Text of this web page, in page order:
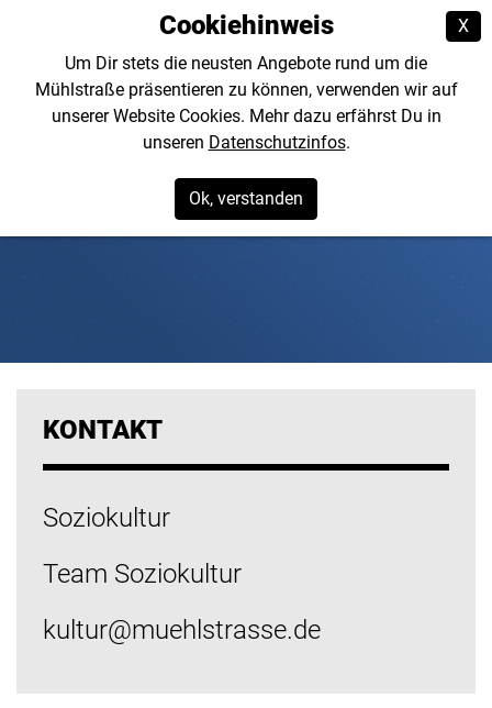
Cookiehinweis
Um Dir stets die neusten Angebote rund um die
Mühlstraße präsentieren zu können, verwenden wir auf
unserer Website Cookies. Mehr dazu erfährst Du in
unseren Datenschutzinfos.
Ok, verstanden
X
KONTAKT
Soziokultur
Team Soziokultur
kultur@muehlstrasse.de